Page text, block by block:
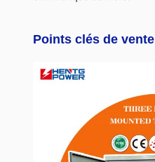
Points clés de vente